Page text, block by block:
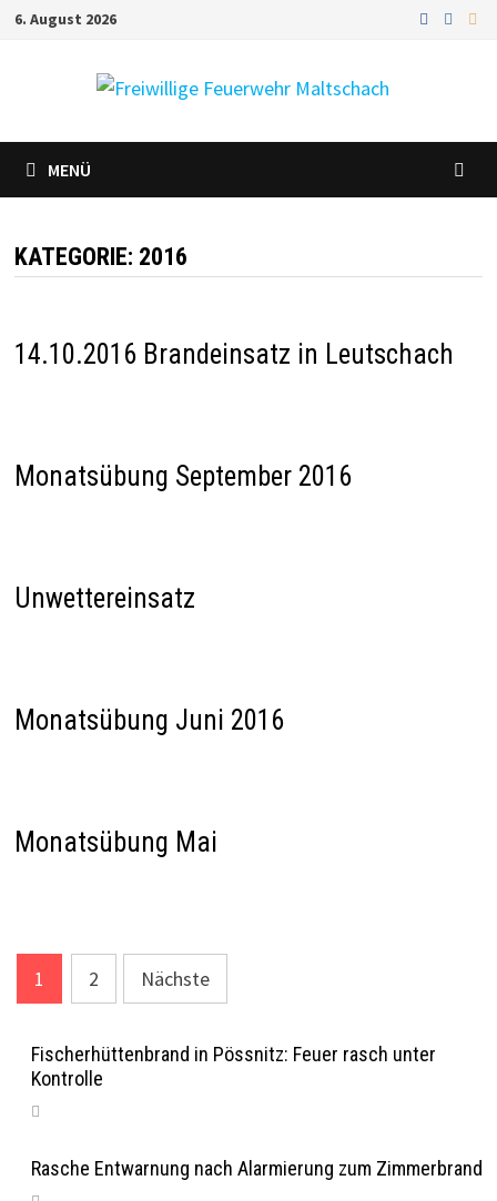
Zum6. August 2026
MENÜ
KATEGORIE: 2016
14.10.2016 Brandeinsatz in Leutschach
Monatsübung September 2016
Unwettereinsatz
Monatsübung Juni 2016
Monatsübung Mai
Seitennummerierung
der
Beiträge
1 2 Nächste
Fischerhüttenbrand in Pössnitz: Feuer rasch unter
Kontrolle
Rasche Entwarnung nach Alarmierung zum Zimmerbrand